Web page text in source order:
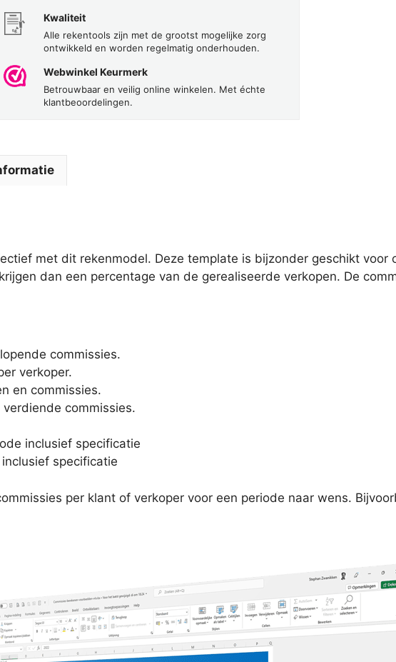
Kwaliteit
Alle rekentools zijn met de grootst mogelijke zorg
ontwikkeld en worden regelmatig onderhouden.
Webwinkel Keurmerk
Betrouwbaar en veilig online winkelen. Met échte
klantbeoordelingen.
met dit rekenmodel. Deze template is bijzonder geschikt voor
dan een percentage van de gerealiseerde verkopen. De
commissies.
verkoper.
en commissies.
commissies.
inclusief specificatie
specificatie
per klant of verkoper voor een periode naar wens.